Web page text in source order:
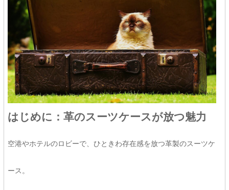
はじめに：革のスーツケースが放つ魅力
空港やホテルのロビーで、ひときわ存在感を放つ革製のスーツケ
ース。